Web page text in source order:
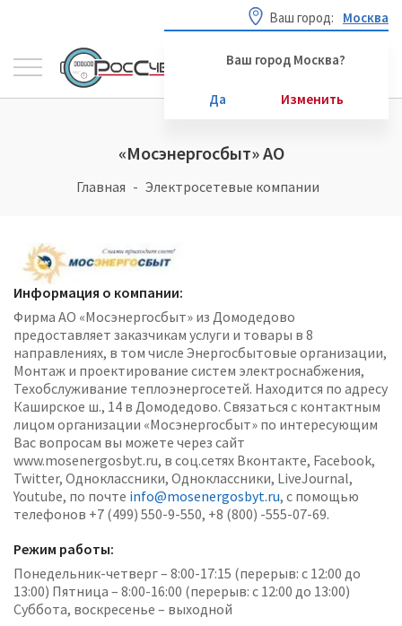
Ваш город: Москва
Ваш город Москва?
Да Изменить
«Мосэнергосбыт» АО
Главная Электросетевые компании
Информация о компании:
Фирма АО «Мосэнергосбыт» из Домодедово
предоставляет заказчикам услуги и товары в 8
направлениях, в том числе Энергосбытовые организации,
Монтаж и проектирование систем электроснабжения,
Техобслуживание теплоэнергосетей. Находится по адресу
Каширское ш., 14 в Домодедово. Связаться с контактным
лицом организации «Мосэнергосбыт» по интересующим
Вас вопросам вы можете через сайт
www.mosenergosbyt.ru, в соц.сетях Вконтакте, Facebook,
Twitter, Одноклассники, Одноклассники, LiveJournal,
Youtube, по почте info@mosenergosbyt.ru, с помощью
телефонов +7 (499) 550-9-550, +8 (800) -555-07-69.
Режим работы:
Понедельник-четверг – 8:00-17:15 (перерыв: с 12:00 до
13:00) Пятница – 8:00-16:00 (перерыв: с 12:00 до 13:00)
Суббота, воскресенье – выходной